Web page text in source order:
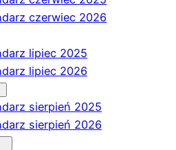
czerwiec 2026
lipiec 2025
lipiec 2026
sierpień 2025
sierpień 2026